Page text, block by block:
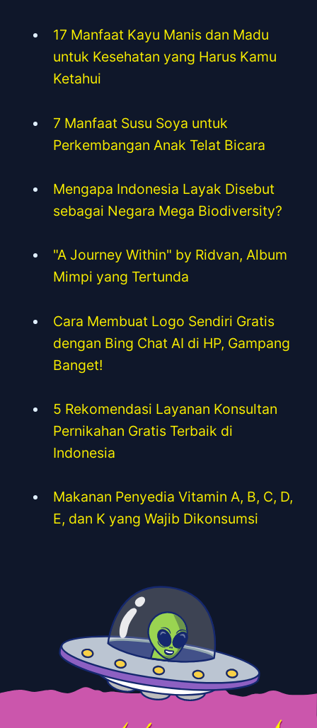
17 Manfaat Kayu Manis dan Madu
untuk Kesehatan yang Harus Kamu
Ketahui
7 Manfaat Susu Soya untuk
Perkembangan Anak Telat Bicara
Mengapa Indonesia Layak Disebut
sebagai Negara Mega Biodiversity?
"A Journey Within" by Ridvan, Album
Mimpi yang Tertunda
Cara Membuat Logo Sendiri Gratis
dengan Bing Chat AI di HP, Gampang
Banget!
5 Rekomendasi Layanan Konsultan
Pernikahan Gratis Terbaik di
Indonesia
Makanan Penyedia Vitamin A, B, C, D,
E, dan K yang Wajib Dikonsumsi